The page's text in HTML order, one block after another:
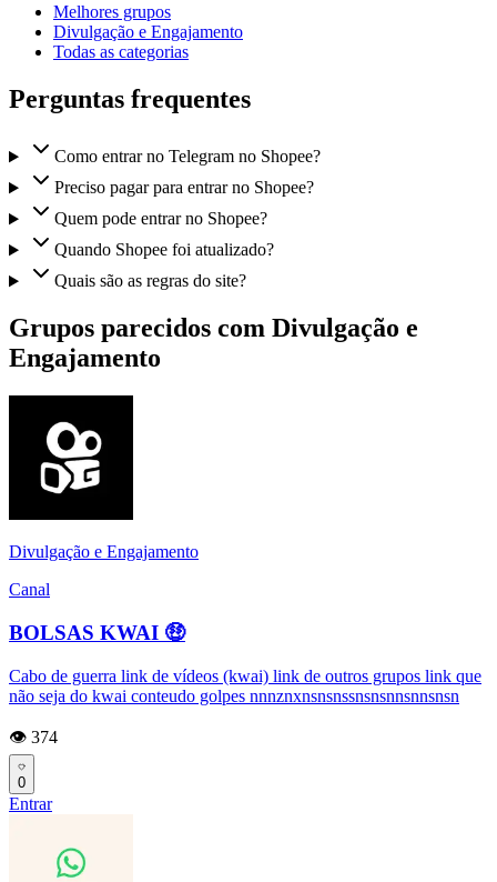
Melhores grupos
Divulgação e Engajamento
Todas as categorias
Perguntas frequentes
Como entrar no Telegram no Shopee?
Preciso pagar para entrar no Shopee?
Quem pode entrar no Shopee?
Quando Shopee foi atualizado?
Quais são as regras do site?
Grupos parecidos com Divulgação e
Engajamento
Divulgação e Engajamento
Canal
BOLSAS KWAI 🤑
Cabo de guerra link de vídeos (kwai) link de outros grupos link que
não seja do kwai conteudo golpes nnnznxnsnsnssnsnsnnsnnsnsn
👁️ 374
0
Entrar